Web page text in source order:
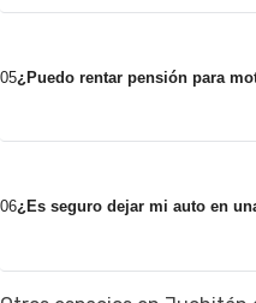
05¿Puedo rentar pensión para
06¿Es seguro dejar mi auto en